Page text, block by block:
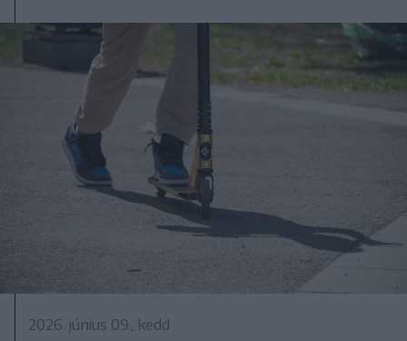
2026. június 09., kedd